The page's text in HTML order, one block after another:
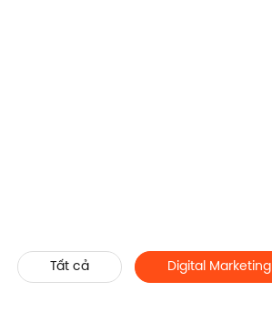
Hướng dẫn chi tiết nhất cho người mới
Tất cả
Digital Marketing